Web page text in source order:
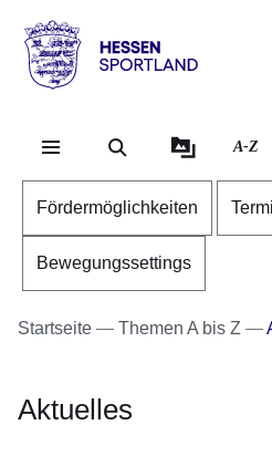
Hessen
Sportland
A-Z
Fördermöglichkeiten
Bewegungssettings
Startseite Themen A bis Z
Aktuelles